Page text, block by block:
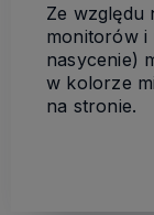
Ze względu
monitorów i
nasycenie)
w kolorze
na stronie.